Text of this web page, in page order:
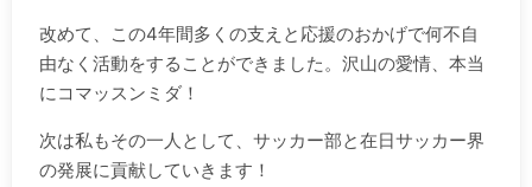
改めて、この4年間多くの支えと応援のおかげで何不自
由なく活動をすることができました。沢山の愛情、本当
にコマッスンミダ！
次は私もその一人として、サッカー部と在日サッカー界
の発展に貢献していきます！